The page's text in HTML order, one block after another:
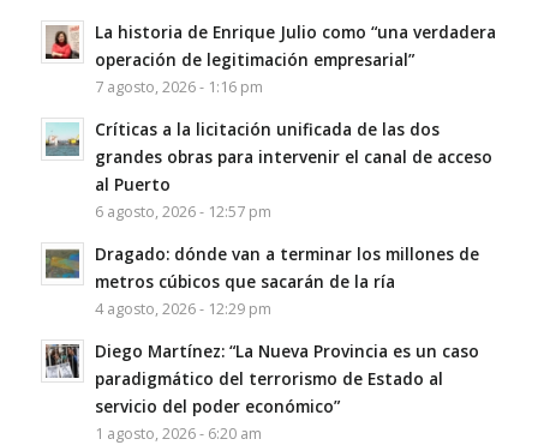
La historia de Enrique Julio como “una verdadera
operación de legitimación empresarial”
7 agosto, 2026 - 1:16 pm
Críticas a la licitación unificada de las dos
grandes obras para intervenir el canal de acceso
al Puerto
6 agosto, 2026 - 12:57 pm
Dragado: dónde van a terminar los millones de
metros cúbicos que sacarán de la ría
4 agosto, 2026 - 12:29 pm
Diego Martínez: “La Nueva Provincia es un caso
paradigmático del terrorismo de Estado al
servicio del poder económico”
1 agosto, 2026 - 6:20 am